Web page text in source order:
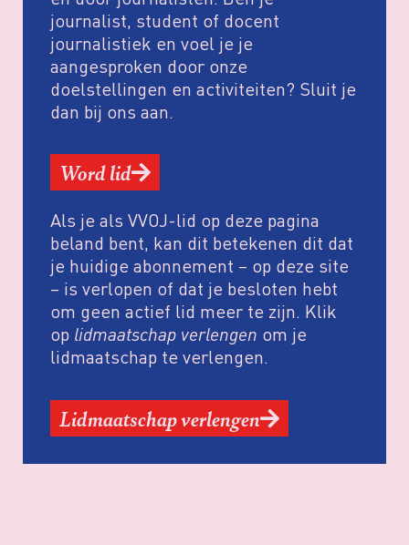
journalist, student of docent
journalistiek en voel je je
aangesproken door onze
doelstellingen en activiteiten? Sluit je
dan bij ons aan.
Word lid
Als je als VVOJ-lid op deze pagina
beland bent, kan dit betekenen dit dat
je huidige abonnement – op deze site
– is verlopen of dat je besloten hebt
om geen actief lid meer te zijn. Klik
op lidmaatschap verlengen om je
lidmaatschap te verlengen.
Lidmaatschap verlengen